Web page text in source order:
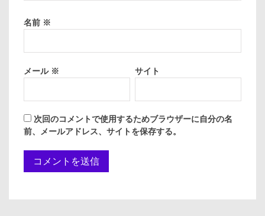
名前 ※
メール ※ サイト
次回のコメントで使用するためブラウザーに自分の名
前、メールアドレス、サイトを保存する。